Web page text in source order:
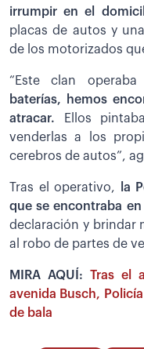
irrumpir en el
placas de autos y
de los motorizados
“Este clan
baterías, hemos
atracar.
Ellos
venderlas a los
cerebros de autos”,
Tras el operativo, la
que se encontraba
declaración y brindar
al robo de partes de
MIRA AQUÍ: Tras el
avenida Busch,
de bala